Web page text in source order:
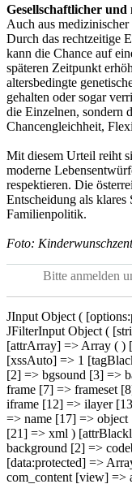
Gesellschaftlicher
Auch aus
Durch das rechtzeitige
kann die Chance auf
späteren Zeitpunkt
altersbedingte
gehalten oder sogar
die Einzelnen, sondern
Chancengleichheit,
Mit diesem Urteil reiht
moderne
respektieren. Die
Entscheidung als
Familienpolitik.
Foto:
Bitte anmelden
JInput Object (
JFilterInput Object (
[attrArray] => Array ( )
[xssAuto] => 1
[2] => bgsound [3] =>
frame [7] => frameset
iframe [12] => ilayer
=> name [17] =>
[21] => xml )
background [2] =>
[data:protected] =>
com_content [view] =>